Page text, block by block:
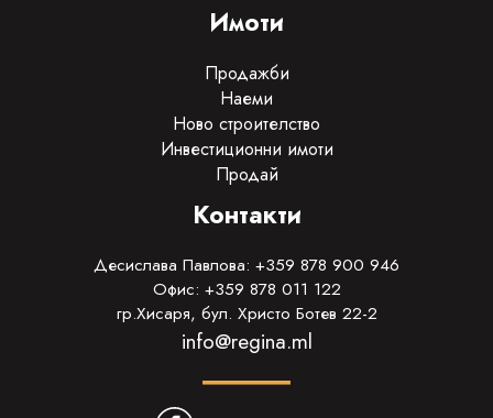
Имоти
Продажби
Наеми
Ново строителство
Инвестиционни имоти
Продай
Контакти
Десислава Павлова: +359 878 900 946
Офис: +359 878 011 122
гр.Хисаря, бул. Христо Ботев 22-2
info@regina.ml